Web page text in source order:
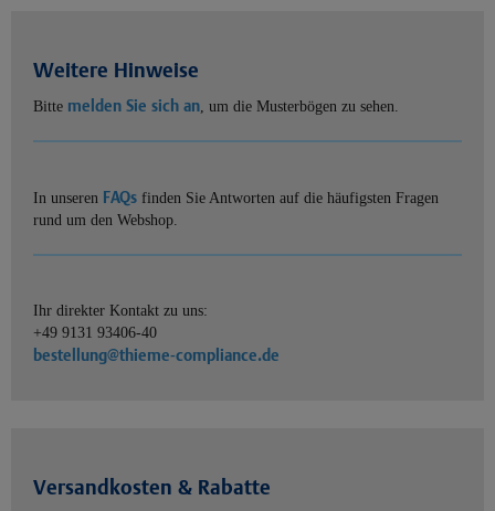
Weitere Hinweise
Bitte melden Sie sich an , um die Musterbögen zu sehen.
In unseren FAQs finden Sie Antworten auf die häufigsten Fragen
rund um den Webshop.
Ihr direkter Kontakt zu uns:
+49 9131 93406-40
bestellung@thieme-compliance.de
Versandkosten & Rabatte